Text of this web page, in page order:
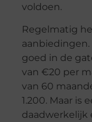
voldoen.
Regelmatig
goed in de
van €20 per
van 60
1.200. Maar is
daadwerkelijk